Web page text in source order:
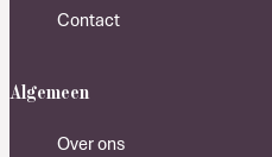
Contact
Algemeen
Over ons